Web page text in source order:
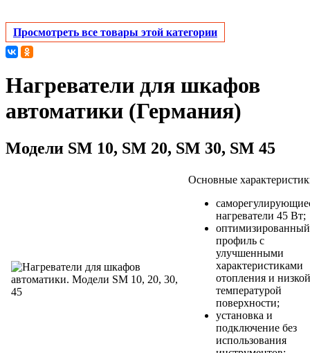
Просмотреть все товары этой категории
Нагреватели для шкафов
автоматики (Германия)
Модели SM 10, SM 20, SM 30, SM 45
Основные
нагреватели 45 Вт;
оптимизированный
профиль с
улучшенными
характеристиками
отопления и низкой
температурой
поверхности;
установка и
подключение без
использования